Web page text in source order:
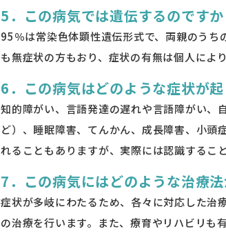
5．この病気では遺伝するのですか
95％は常染色体顕性遺伝形式で、両親のう
も無症状の方もおり、症状の有無は個人によ
6．この病気はどのような症状が
知的障がい、言語発達の遅れや言語障がい、
ど）、睡眠障害、てんかん、成長障害、小頭
れることもありますが、実際には認識するこ
7．この病気にはどのような治療
症状が多岐にわたるため、各々に対応した治
の治療を行います。また、療育やリハビリも